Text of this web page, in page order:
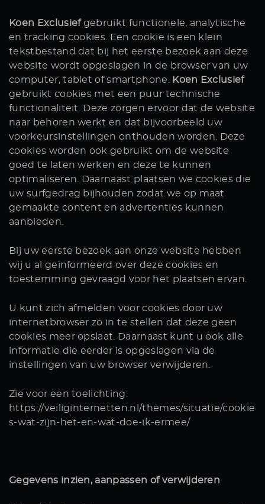
Koen Exclusiefgebruikt functionele, analytische
en tracking cookies. Een cookie is een klein
tekstbestand dat bij het eerste bezoek aan deze
website wordt opgeslagen in de browser van uw
computer, tablet of smartphone.
Koen Exclusief
gebruikt cookies met een puur technische
functionaliteit. Deze zorgen ervoor dat de website
naar behoren werkt en dat bijvoorbeeld uw
voorkeursinstellingen onthouden worden. Deze
cookies worden ook gebruikt om de website
goed te laten werken en deze te kunnen
optimaliseren. Daarnaast plaatsen we cookies die
uw surfgedrag bijhouden zodat we op maat
gemaakte content en advertenties kunnen
aanbieden.
Bij uw eerste bezoek aan onze website hebben
wij u al geïnformeerd over deze cookies en
toestemming gevraagd voor het plaatsen ervan.
U kunt zich afmelden voor cookies door uw
internetbrowser zo in te stellen dat deze geen
cookies meer opslaat. Daarnaast kunt u ook alle
informatie die eerder is opgeslagen via de
instellingen van uw browser verwijderen.
Zie voor een toelichting:
https://veiliginternetten.nl/themes/situatie/cookie
s-wat-zijn-het-en-wat-doe-ik-ermee/
Gegevens inzien, aanpassen of verwijderen